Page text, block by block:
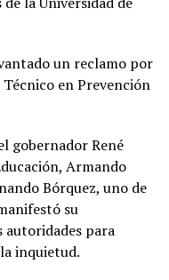
un reclamo por
en Prevención
gobernador René
Armando
Bórquez, uno de
su
autoridades para
inquietud.